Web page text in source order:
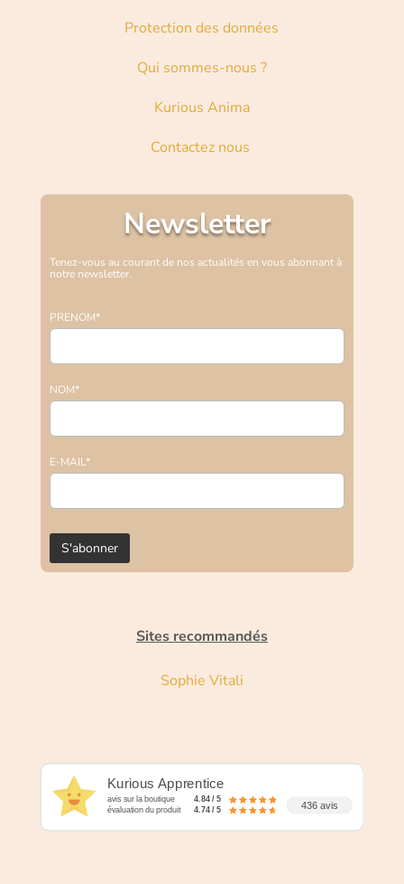
Protection des données
Qui sommes-nous ?
Kurious Anima
Contactez nous
Newsletter
Tenez-vous au courant de nos actualités en vous abonnant à
notre newsletter.
PRENOM*
NOM*
E-MAIL*
Sites recommandés
Sophie Vitali
Kurious Apprentice
avis sur la boutique 4.84 / 5
évaluation du produit 4.74 / 5 436 avis